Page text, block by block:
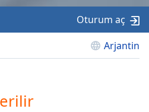
Arjantin
Oturum aç